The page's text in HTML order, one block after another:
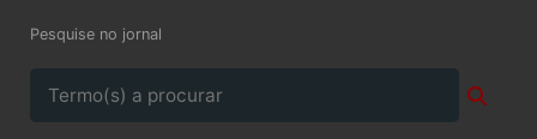
Pesquise no jornal